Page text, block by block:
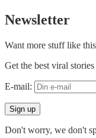
Newsletter
Want more stuff like
Get the best viral
E-mail:
Don't worry, we don't